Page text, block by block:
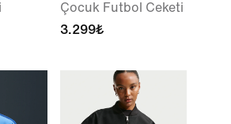
Çocuk Futbol Ceketi
3.299₺